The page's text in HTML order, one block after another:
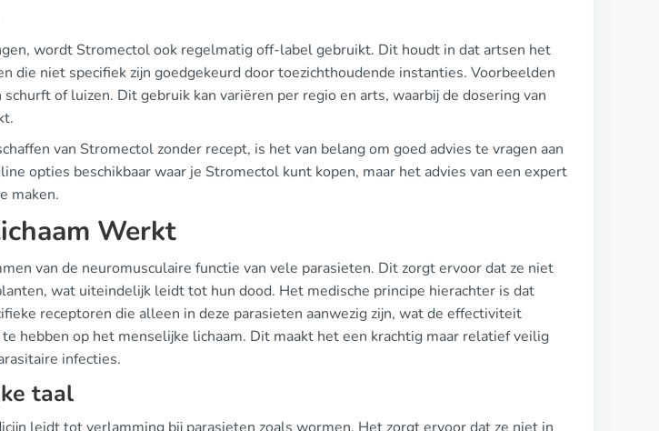
wordt Stromectol ook regelmatig off-label gebruikt. Dit houdt in dat artsen het
die niet specifiek zijn goedgekeurd door toezichthoudende instanties. Voorbeelden
schurft of luizen. Dit gebruik kan variëren per regio en arts, waarbij de dosering van
van Stromectol zonder recept, is het van belang om goed advies te vragen aan
opties beschikbaar waar je Stromectol kunt kopen, maar het advies van een expert
maken.
Werkt
van de neuromusculaire functie van vele parasieten. Dit zorgt ervoor dat ze niet
wat uiteindelijk leidt tot hun dood. Het medische principe hierachter is dat
receptoren die alleen in deze parasieten aanwezig zijn, wat de effectiviteit
hebben op het menselijke lichaam. Dit maakt het een krachtig maar relatief veilig
infecties.
taal